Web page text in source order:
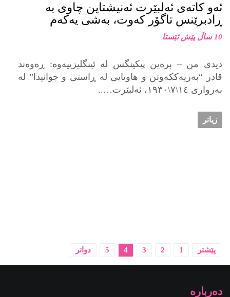
ئەو کاتەی ئەلبێرت ئەنیشتاین چاوی بە
ڕادبرێنس تاگۆر کەوت، بەشی یەکەم
10 ساڵ پێش ئێستا
دیدی من – برەین پیکینگس لە ئینگلیزییەوە: ڕەوەند
قادر “بەریەککەوتن و هاوتایی لە ڕاستی و جوانیدا” لە
بەرواری ١٤\٧\١٩٣٠، ئەلبێرت…..
زیاتر
پێشتر 1
2
3
4
5 دواتر